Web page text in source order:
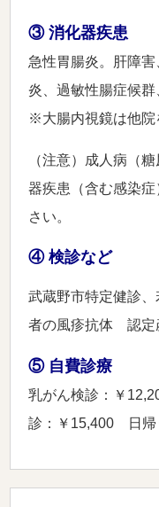
③ 消化器疾患
急性胃腸炎。肝障
炎、過敏性腸症候群
※大腸内視鏡は他院
（注意）成人病（
器疾患（含む感染
さい。
④ 検診など
武蔵野市特定健診
者の風疹抗体 認定
⑤ 自費診療
乳がん検診：￥
診：￥15,400 日帰